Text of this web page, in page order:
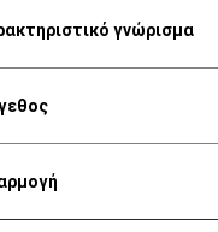
γνώρισμα